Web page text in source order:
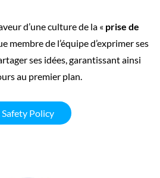
d’une culture de la « prise de
membre de l’équipe d’exprimer ses
ses idées, garantissant ainsi
au premier plan.
Policy